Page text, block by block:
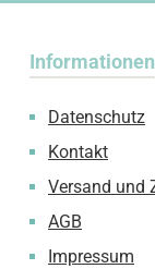
Informationen
Datenschutz
Kontakt
Versand und
AGB
Impressum